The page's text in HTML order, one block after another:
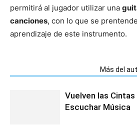
permitirá al jugador utilizar una
canciones, con lo que se
aprendizaje de este instrumento.
Más del
Vuelven las
Escuchar Música